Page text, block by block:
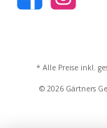
* Alle Preise inkl.
© 2026 Gärtners